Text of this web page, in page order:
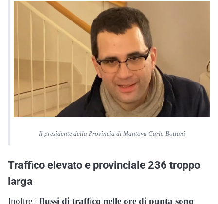
Il presidente della Provincia di Mantova Carlo Bottani
Traffico elevato e provinciale 236 troppo
larga
Inoltre i flussi di traffico nelle ore di punta sono